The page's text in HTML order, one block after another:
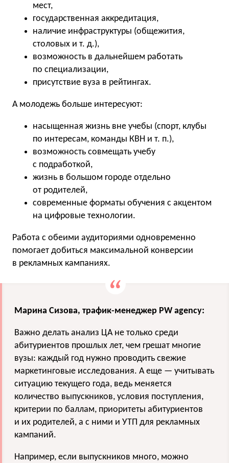
мест,
государственная аккредитация,
наличие инфраструктуры (общежития,
столовых и т. д.),
возможность в дальнейшем работать
по специализации,
присутствие вуза в рейтингах.
А молодежь больше интересуют:
насыщенная жизнь вне учебы (спорт, клубы
по интересам, команды КВН и т. п.),
возможность совмещать учебу
с подработкой,
жизнь в большом городе отдельно
от родителей,
современные форматы обучения с акцентом
на цифровые технологии.
Работа с обеими аудиториями одновременно
помогает добиться максимальной конверсии
в рекламных кампаниях.
Марина Сизова, трафик-менеджер PW agency:
Важно делать анализ ЦА не только среди
абитуриентов прошлых лет, чем грешат многие
вузы: каждый год нужно проводить свежие
маркетинговые исследования. А еще — учитывать
ситуацию текущего года, ведь меняется
количество выпускников, условия поступления,
критерии по баллам, приоритеты абитуриентов
и их родителей, а с ними и УТП для рекламных
кампаний.
Например, если выпускников много, можно